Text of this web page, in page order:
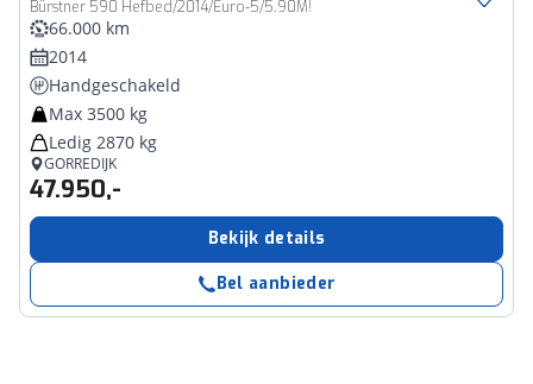
Bürstner 590 Hefbed/2014/Euro-5/5.90M!
66.000 km
2014
Handgeschakeld
Max 3500 kg
Ledig 2870 kg
GORREDIJK
47.950,-
Bekijk details
Bel aanbieder